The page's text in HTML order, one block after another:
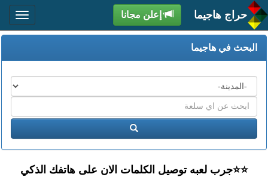
حراج هاجيما إعلن مجانا
البحث في هاجيما
المدن
اكتب
عبارة
البحث
ابحث
⭐️⭐جرب لعبه توصيل الكلمات الان على هاتفك الذكي